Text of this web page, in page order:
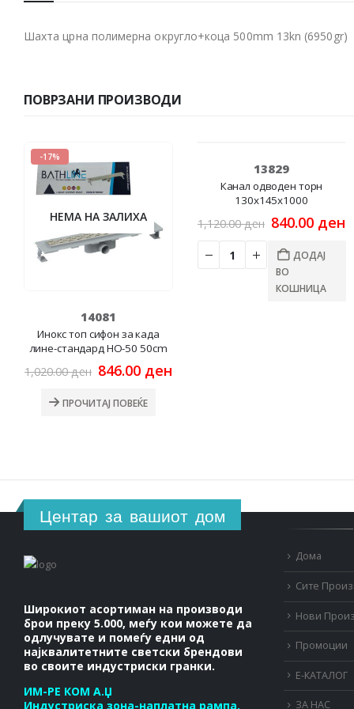
Шахта црна полимерна округло+коца 500mm 13kn (6950gr)
ПОВРЗАНИ ПРОИЗВОДИ
-17%
НЕМА НА ЗАЛИХА
14081
Инокс топ сифон за када
лине-стандард HO-50 50cm
1,020.00ден Original
was:
1,020.00 ден.
846.00 ден
ПРОЧИТАЈ ПОВЕЌЕ
13829
Канал одводен торн
130x145x1000
1,120.00ден Original
was:
1,120.00
840.00 ден
ДОДАЈ
ВО
КОШНИЦА
Центар за вашиот дом
Широкиот асортиман на производи
брои преку 5.000, меѓу кои можете да
одлучувате и помеѓу едни од
најквалитетните светски брендови
во своите индустриски гранки.
ИМ-РЕ КОМ А.Џ
Индустриска зона-наплатна рампа,
Дома
Сите
Нови
Промоции
Е-КАТАЛОГ
ЗА НАС